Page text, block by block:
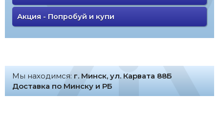
Акция - Попробуй и купи
Мы находимся: г. Минск, ул. Карвата 88Б
Доставка по Минску и РБ